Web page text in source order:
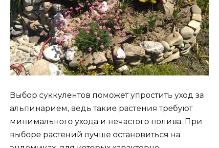
Выбор суккулентов поможет упростить уход за
альпинарием, ведь такие растения требуют
минимального ухода и нечастого полива. При
выборе растений лучше остановиться на